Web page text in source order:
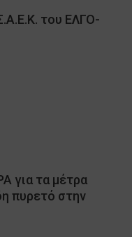
του ΕΛΓΟ-
για τα μέτρα
πυρετό στην